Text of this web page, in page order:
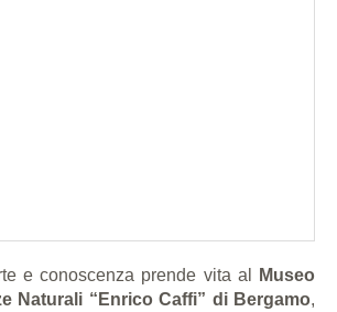
e conoscenza prende vita al
Museo
Naturali “Enrico Caffi” di Bergamo,